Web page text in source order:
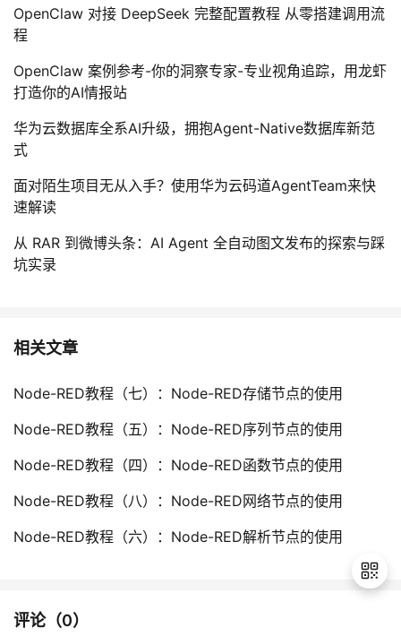
OpenClaw 对接 DeepSeek 完整配置教程 从零搭建调用流
程
OpenClaw 案例参考-你的洞察专家-专业视角追踪，用龙虾
打造你的AI情报站
华为云数据库全系AI升级，拥抱Agent-Native数据库新范
式
面对陌生项目无从入手？使用华为云码道AgentTeam来快
速解读
从 RAR 到微博头条：AI Agent 全自动图文发布的探索与踩
坑实录
相关文章
Node-RED教程（七）：Node-RED存储节点的使用
Node-RED教程（五）：Node-RED序列节点的使用
Node-RED教程（四）：Node-RED函数节点的使用
Node-RED教程（八）：Node-RED网络节点的使用
Node-RED教程（六）：Node-RED解析节点的使用
评论（0）